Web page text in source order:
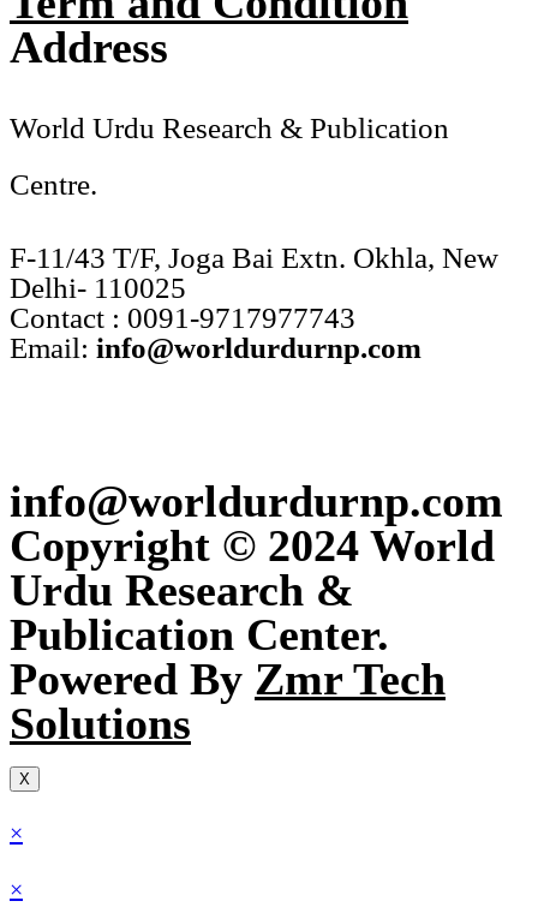
Address
World Urdu Research & Publication
Centre.
F-11/43 T/F, Joga Bai Extn. Okhla, New
Delhi- 110025
Contact : 0091-9717977743
Email: info@worldurdurnp.com
info@worldurdurnp.com
Copyright © 2024 World
Urdu Research &
Publication Center.
Powered By Zmr Tech
Solutions
X
×
×